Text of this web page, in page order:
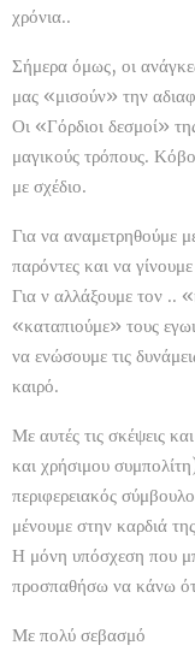
χρόνια..
Σήμερα όμως, οι
μας «μισούν» την
Οι «Γόρδιοι δεσμοί»
μαγικούς τρόπους.
με σχέδιο.
Για να αναμετρηθούμε
παρόντες και να γίνουμε
Για ν αλλάξουμε τον ..
«καταπιούμε» τους
να ενώσουμε τις
καιρό.
Με αυτές τις σκέψεις
και χρήσιμου
περιφερειακός
μένουμε στην καρδιά
Η μόνη υπόσχεση που
προσπαθήσω να κάνω
Με πολύ σεβασμό